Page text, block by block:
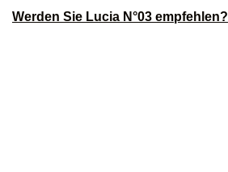
Werden Sie Lucia N°03 empfehlen?